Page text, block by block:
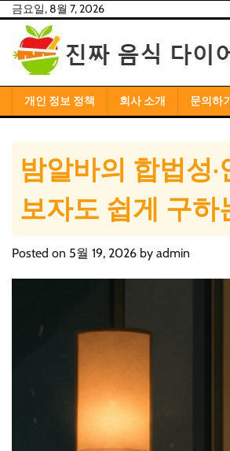
Skip
content
금요일, 8월 7, 2026
개인 정보 정책 회사 소개 문의하
밤알바의 합법성
보자도 쉽게 구하
Posted on 5월 19, 2026 by admin